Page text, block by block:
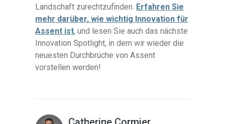
Landschaft zurechtzufinden. Erfahren Sie
mehr darüber, wie wichtig Innovation für
Assent ist, und lesen Sie auch das nächste
Innovation Spotlight, in dem wir wieder die
neuesten Durchbrüche von Assent
vorstellen werden!